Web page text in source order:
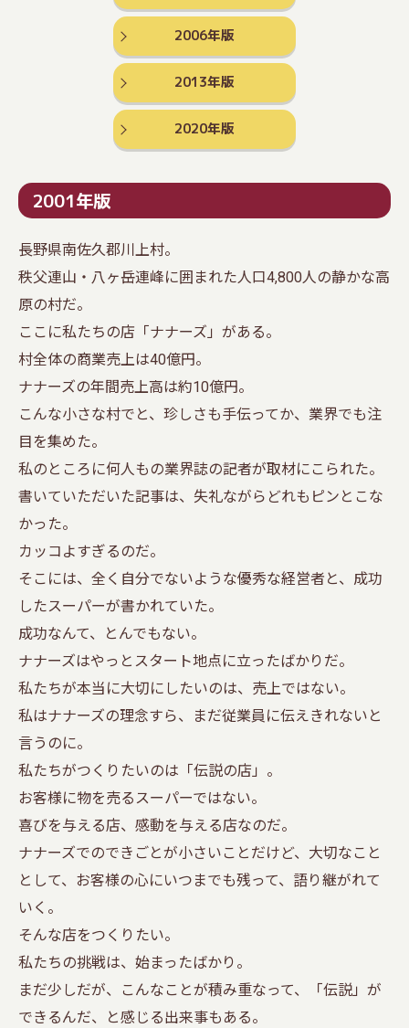
2006年版
2013年版
2020年版
2001年版
長野県南佐久郡川上村。
秩父連山・八ヶ岳連峰に囲まれた人口4,800人の静かな高
原の村だ。
ここに私たちの店「ナナーズ」がある。
村全体の商業売上は40億円。
ナナーズの年間売上高は約10億円。
こんな小さな村でと、珍しさも手伝ってか、業界でも注
目を集めた。
私のところに何人もの業界誌の記者が取材にこられた。
書いていただいた記事は、失礼ながらどれもピンとこな
かった。
カッコよすぎるのだ。
そこには、全く自分でないような優秀な経営者と、成功
したスーパーが書かれていた。
成功なんて、とんでもない。
ナナーズはやっとスタート地点に立ったばかりだ。
私たちが本当に大切にしたいのは、売上ではない。
私はナナーズの理念すら、まだ従業員に伝えきれないと
言うのに。
私たちがつくりたいのは「伝説の店」。
お客様に物を売るスーパーではない。
喜びを与える店、感動を与える店なのだ。
ナナーズでのできごとが小さいことだけど、大切なこと
として、お客様の心にいつまでも残って、語り継がれて
いく。
そんな店をつくりたい。
私たちの挑戦は、始まったばかり。
まだ少しだが、こんなことが積み重なって、「伝説」が
できるんだ、と感じる出来事もある。